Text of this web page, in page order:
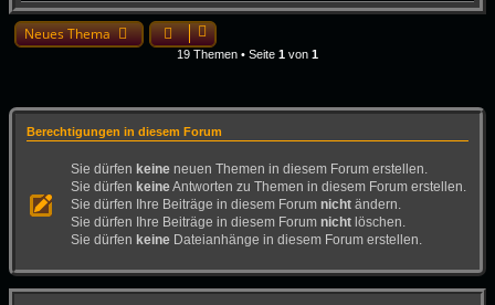
Neues Thema
19 Themen • Seite 1 von 1
Berechtigungen in diesem Forum
Sie dürfen keine neuen Themen in diesem Forum erstellen.
Sie dürfen keineAntworten zu Themen in diesem Forum erstellen.
Sie dürfen Ihre Beiträge in diesem Forum nicht ändern.
Sie dürfen Ihre Beiträge in diesem Forum nicht löschen.
Sie dürfen keine Dateianhänge in diesem Forum erstellen.